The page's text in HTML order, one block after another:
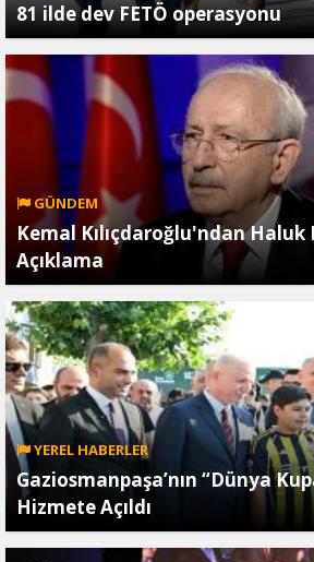
81 ilde dev FETÖ operasyonu
GÜNDEM
Kemal Kılıçdaroğlu'ndan
Açıklama
YEREL HABERLER
Gaziosmanpaşa’nın “Dünya
Hizmete Açıldı